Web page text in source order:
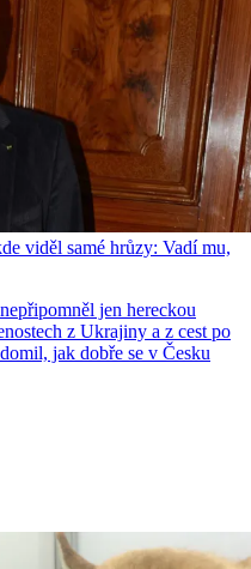
viděl samé hrůzy: Vadí mu,
jen hereckou
z Ukrajiny a z cest po
jak dobře se v Česku